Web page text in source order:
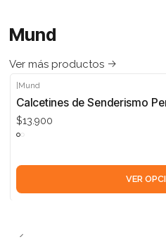
Mund
Ver más productos
|Mund
Calcetines de Senderismo
$13.900
VER